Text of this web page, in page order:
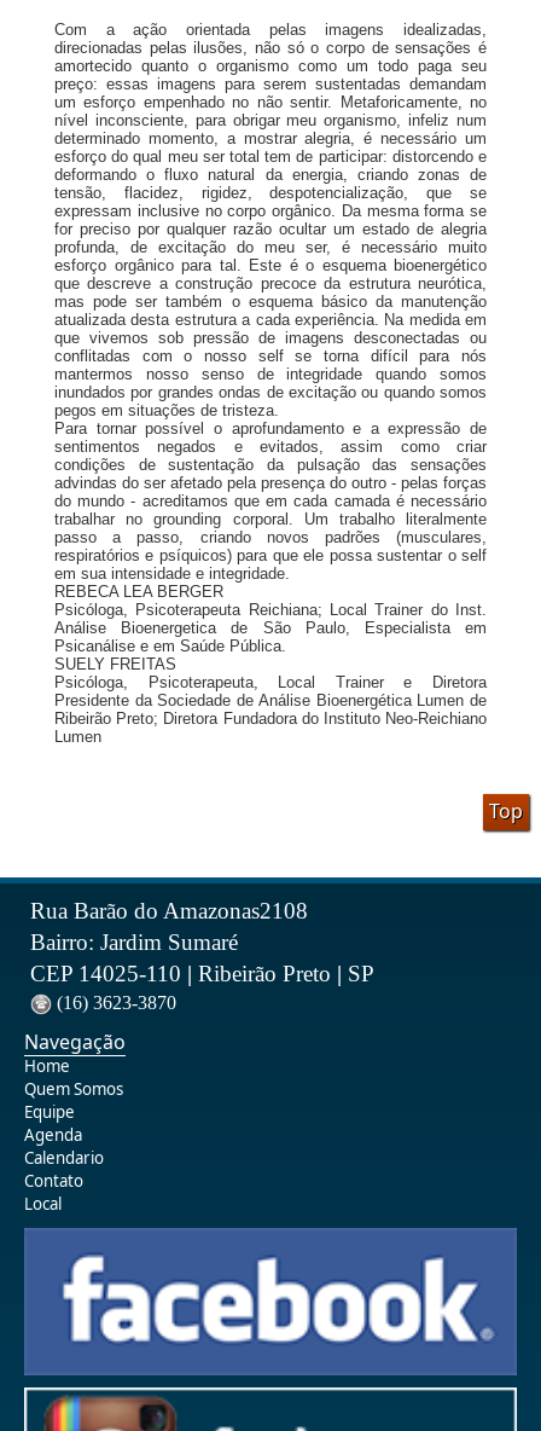
Com a ação orientada pelas imagens idealizadas,
direcionadas pelas ilusões, não só o corpo de sensações é
amortecido quanto o organismo como um todo paga seu
preço: essas imagens para serem sustentadas demandam
um esforço empenhado no não sentir. Metaforicamente, no
nível inconsciente, para obrigar meu organismo, infeliz num
determinado momento, a mostrar alegria, é necessário um
esforço do qual meu ser total tem de participar: distorcendo e
deformando o fluxo natural da energia, criando zonas de
tensão, flacidez, rigidez, despotencialização, que se
expressam inclusive no corpo orgânico. Da mesma forma se
for preciso por qualquer razão ocultar um estado de alegria
profunda, de excitação do meu ser, é necessário muito
esforço orgânico para tal. Este é o esquema bioenergético
que descreve a construção precoce da estrutura neurótica,
mas pode ser também o esquema básico da manutenção
atualizada desta estrutura a cada experiência. Na medida em
que vivemos sob pressão de imagens desconectadas ou
conflitadas com o nosso self se torna difícil para nós
mantermos nosso senso de integridade quando somos
inundados por grandes ondas de excitação ou quando somos
pegos em situações de tristeza.
Para tornar possível o aprofundamento e a expressão de
sentimentos negados e evitados, assim como criar
condições de sustentação da pulsação das sensações
advindas do ser afetado pela presença do outro - pelas forças
do mundo - acreditamos que em cada camada é necessário
trabalhar no grounding corporal. Um trabalho literalmente
passo a passo, criando novos padrões (musculares,
respiratórios e psíquicos) para que ele possa sustentar o self
em sua intensidade e integridade.
REBECA LEA BERGER
Psicóloga, Psicoterapeuta Reichiana; Local Trainer do Inst.
Análise Bioenergetica de São Paulo, Especialista em
Psicanálise e em Saúde Pública.
SUELY FREITAS
Psicóloga, Psicoterapeuta, Local Trainer e Diretora
Presidente da Sociedade de Análise Bioenergética Lumen de
Ribeirão Preto; Diretora Fundadora do Instituto Neo-Reichiano
Lumen
Top
Rua Barão do Amazonas2108
Bairro: Jardim Sumaré
CEP 14025-110 | Ribeirão Preto | SP
(16) 3623-3870
Navegação
Home
Quem Somos
Equipe
Agenda
Calendario
Contato
Local